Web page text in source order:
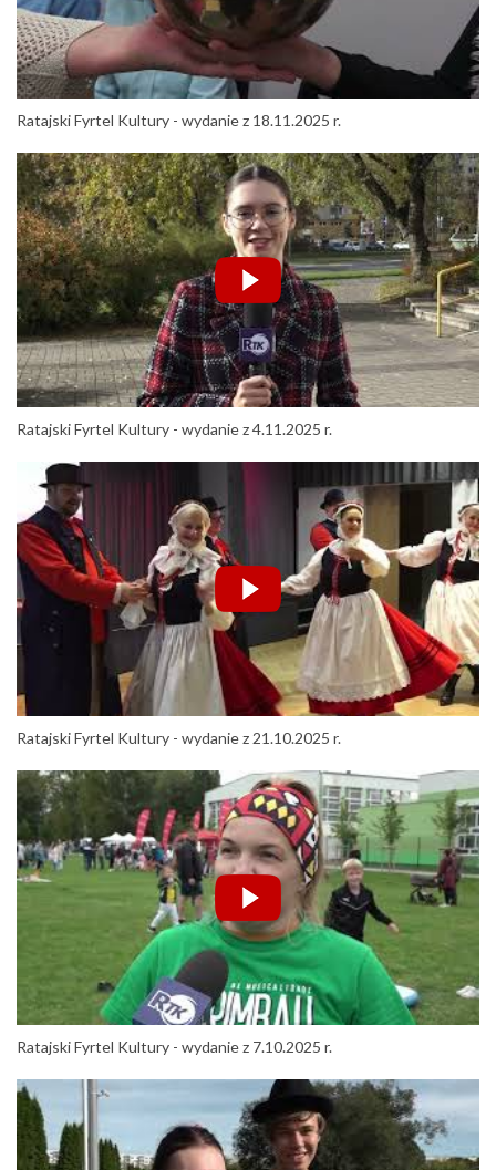
Ratajski Fyrtel Kultury - wydanie z 18.11.2025 r.
Ratajski Fyrtel Kultury - wydanie z 4.11.2025 r.
Ratajski Fyrtel Kultury - wydanie z 21.10.2025 r.
Ratajski Fyrtel Kultury - wydanie z 7.10.2025 r.